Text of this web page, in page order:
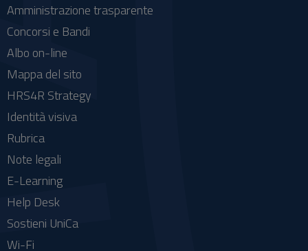
Amministrazione trasparente
Concorsi e Bandi
Albo on-line
Mappa del sito
HRS4R Strategy
Identità visiva
Rubrica
Note legali
E-Learning
Help Desk
Sostieni UniCa
Wi-Fi